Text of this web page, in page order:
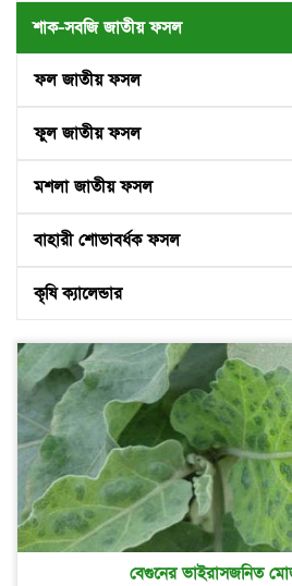
শাক-সবজি জাতীয় ফসল
ফল জাতীয় ফসল
ফুল জাতীয় ফসল
মশলা জাতীয় ফসল
বাহারী শোভাবর্ধক ফসল
কৃষি ক্যালেন্ডার
বেগুনের ভাইরাসজনিত